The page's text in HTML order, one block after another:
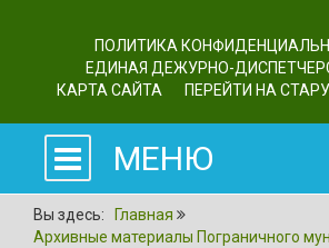
ПОЛИТИКА
ЕДИНАЯ ДЕЖУРНО-
КАРТА САЙТА
ПЕРЕЙТИ НА
МЕНЮ
Вы здесь:
Главная
Архивные материалы Пограничного